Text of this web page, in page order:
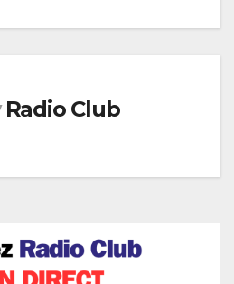
Radio Club